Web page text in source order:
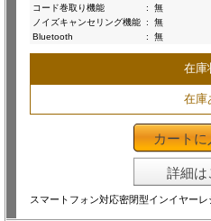
コード巻取り機能
:
無
ノイズキャンセリング機能 :
無
Bluetooth
: 無
在庫
在庫
カートに
詳細は
スマートフォン対応密閉型インイヤーレ